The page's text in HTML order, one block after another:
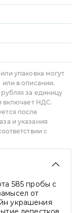
упаковка могут
или в описании.
за единицу
включает НДС.
после
и указания
с
585 пробы с
от
украшения